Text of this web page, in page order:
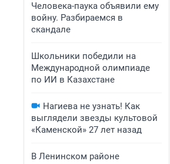
Человека-паука объявили ему
войну. Разбираемся в
скандале
Школьники победили на
Международной олимпиаде
по ИИ в Казахстане
Нагиева не узнать! Как
выглядели звезды культовой
«Каменской» 27 лет назад
В Ленинском районе